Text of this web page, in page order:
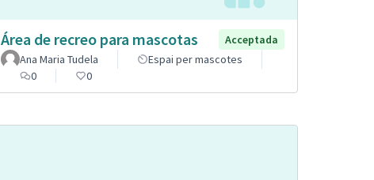
Área de recreo para mascotas
Acceptada
Ana Maria Tudela
Espai per mascotes
0
0